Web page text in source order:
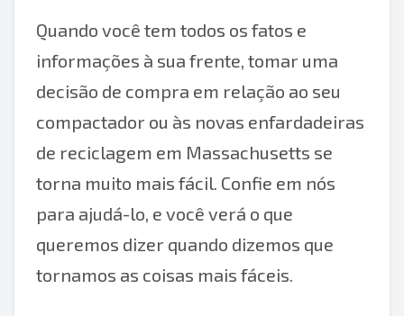
Quando você tem todos os fatos e
informações à sua frente, tomar uma
decisão de compra em relação ao seu
compactador ou às novas enfardadeiras
de reciclagem em Massachusetts se
torna muito mais fácil. Confie em nós
para ajudá-lo, e você verá o que
queremos dizer quando dizemos que
tornamos as coisas mais fáceis.